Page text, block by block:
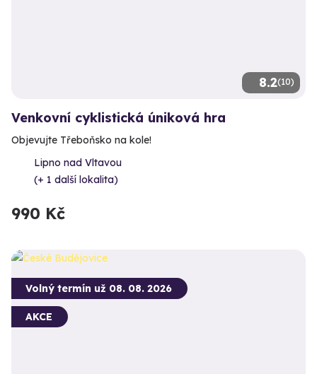
8.2(10)
Venkovní cyklistická úniková hra
Objevujte Třeboňsko na kole!
Lipno nad Vltavou
(+ 1 další lokalita)
990 Kč
Volný termín už 08. 08. 2026
AKCE